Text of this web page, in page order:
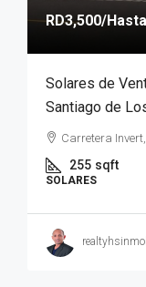
RD3,500/
Solares de
Santiago de
Carretera
255 sqft
SOLARES